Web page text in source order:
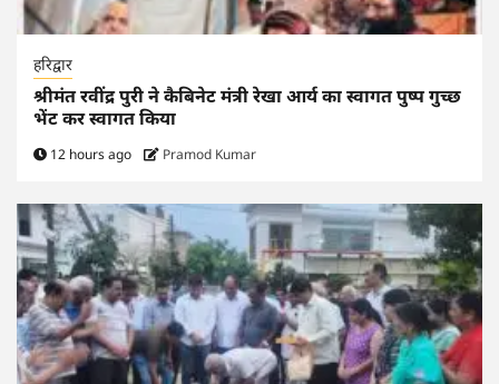
हरिद्वार
श्रीमंत रवींद्र पुरी ने कैबिनेट मंत्री रेखा आर्य का स्वागत पुष्प गुच्छ
भेंट कर स्वागत किया
12 hours ago Pramod Kumar